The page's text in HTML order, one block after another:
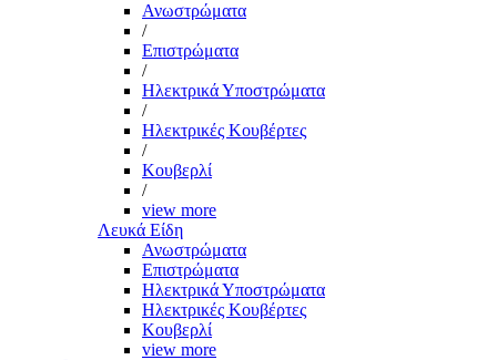
Ανωστρώματα
/
Επιστρώματα
/
Ηλεκτρικά Υποστρώματα
/
Ηλεκτρικές Κουβέρτες
/
Κουβερλί
/
view more
Λευκά Είδη
Ανωστρώματα
Επιστρώματα
Ηλεκτρικά Υποστρώματα
Ηλεκτρικές Κουβέρτες
Κουβερλί
view more